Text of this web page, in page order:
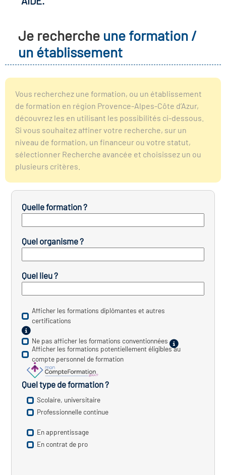
les métiers
clés métiers et
lieu d'information ou
des métiers en
des transitions
Solidaire (ESS)
du secteur sanitaire
de l'Industrie
emploi-formation
des secteurs(en
Je recherche une formation /
un établissement
Vous recherchez une formation, ou un établissement
de formation en région Provence-Alpes-Côte d’Azur,
découvrez les en utilisant les possibilités ci-dessous.
Si vous souhaitez affiner votre recherche, sur un
niveau de formation, un financeur ou votre statut,
sélectionner Recherche avancée et choisissez un ou
plusieurs critères.
Quelle formation ?
Quel organisme ?
Quel lieu ?
Afficher les formations diplômantes et autres
certifications
Ne pas afficher les formations conventionnées
Afficher les formations potentiellement éligibles au
compte personnel de formation
Quel type de formation ?
Scolaire, universitaire
Professionnelle continue
En apprentissage
En contrat de pro